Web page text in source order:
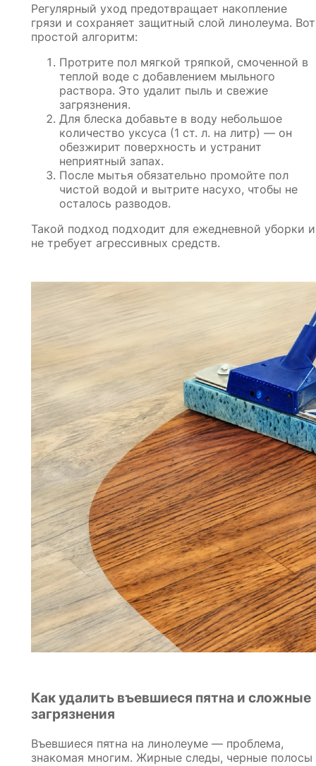
Регулярный уход предотвращает накопление
грязи и сохраняет защитный слой линолеума. Вот
простой алгоритм:
Протрите пол мягкой тряпкой, смоченной в
теплой воде с добавлением мыльного
раствора. Это удалит пыль и свежие
загрязнения.
Для блеска добавьте в воду небольшое
количество уксуса (1 ст. л. на литр) — он
обезжирит поверхность и устранит
неприятный запах.
После мытья обязательно промойте пол
чистой водой и вытрите насухо, чтобы не
осталось разводов.
Такой подход подходит для ежедневной уборки и
не требует агрессивных средств.
Как удалить въевшиеся пятна и сложные
загрязнения
Въевшиеся пятна на линолеуме — проблема,
знакомая многим. Жирные следы, черные полосы